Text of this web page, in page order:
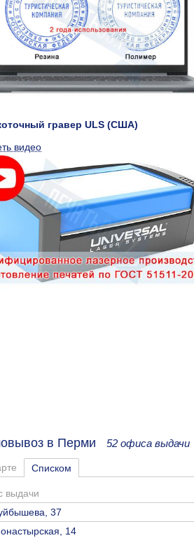
гравер ULS (США)
видео
в Перми 52 офиса выдачи
Списком
выдачи
37
14